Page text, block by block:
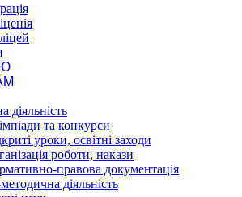
діяльність
та конкурси
уроки, освітні заходи
роботи, накази
правова документація
діяльність